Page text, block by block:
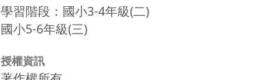
學習階段：國小3-4年級(二)
國小5-6年級(三)
授權資訊